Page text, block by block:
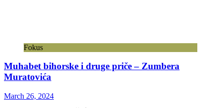
Fokus
Muhabet bihorske i druge priče – Zumbera
Muratovića
March 26, 2024